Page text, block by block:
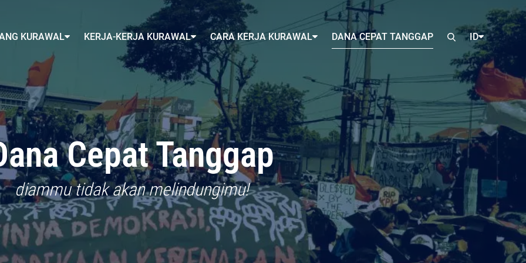
KURAWAL KERJA-KERJA KURAWAL CARA KERJA KURAWAL DANA CEPAT TANGGAP ID
Cepat Tanggap
diammu tidak akan melindungimu!